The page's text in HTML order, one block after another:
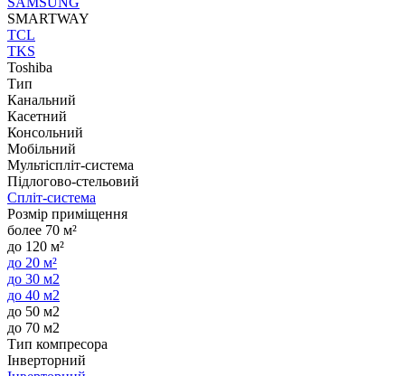
SMARTWAY
TCL
TKS
Toshiba
Тип
Канальний
Касетний
Консольний
Мобільний
Мультіспліт-система
Підлогово-стельовий
Спліт-система
Розмір приміщення
более 70 м²
до 120 м²
до 20 м²
до 30 м2
до 40 м2
до 50 м2
до 70 м2
Тип компресора
Інверторний